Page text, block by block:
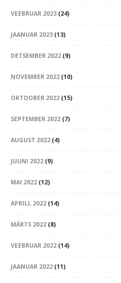
VEEBRUAR 2023 (24)
JAANUAR 2023 (13)
DETSEMBER 2022 (9)
NOVEMBER 2022 (10)
OKTOOBER 2022 (15)
SEPTEMBER 2022 (7)
AUGUST 2022 (4)
JUUNI 2022 (9)
MAI 2022 (12)
APRILL 2022 (14)
MÄRTS 2022 (8)
VEEBRUAR 2022 (14)
JAANUAR 2022 (11)